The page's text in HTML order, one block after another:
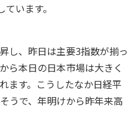
います。
し、昨日は主要3指数が揃っ
ら本日の日本市場は大きく
ます。こうしたなか日経平
うで、年明けから昨年来高